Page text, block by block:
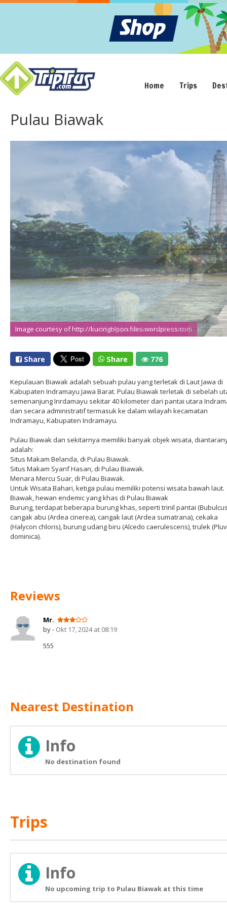
Home Trips
Pulau Biawak
Image courtesy of http://bandung.panduanwisata.com
Image courtesy of http://kucingbloon.files.wordpress.com
Share Share 776
Kepulauan Biawak adalah sebuah pulau yang terletak di Laut Jawa di
Kabupaten Indramayu Jawa Barat. Pulau Biawak terletak di sebelah
semenanjung Inrdamayu sekitar 40 kilometer dari pantai utara
dan secara administratif termasuk ke dalam wilayah kecamatan
Indramayu, Kabupaten Indramayu.
Pulau Biawak dan sekitarnya memiliki banyak objek wisata,
adalah:
Situs Makam Belanda, di Pulau Biawak.
Situs Makam Syarif Hasan, di Pulau Biawak.
Menara Mercu Suar, di Pulau Biawak.
Untuk Wisata Bahari, ketiga pulau memiliki potensi wisata bawah laut.
Biawak, hewan endemic yang khas di Pulau Biawak
Burung, terdapat beberapa burung khas, seperti trinil pantai
cangak abu (Ardea cinerea), cangak laut (Ardea sumatrana), cekaka
(Halycon chloris), burung udang biru (Alcedo caerulescens), trulek
dominica).
Reviews
Mr.
by - Okt 17, 2024 at 08:19
555
Nearest Destination
Info
No destination found
Trips
Info
No upcoming trip to Pulau Biawak at this time